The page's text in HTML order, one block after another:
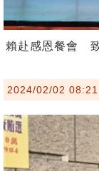
賴赴感恩餐會
2024/02/02 08:21